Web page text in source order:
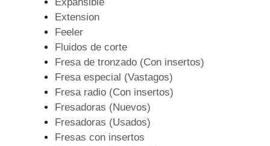
Expansible
Extension
Feeler
Fluidos de corte
Fresa de tronzado (Con insertos)
Fresa especial (Vastagos)
Fresa radio (Con insertos)
Fresadoras (Nuevos)
Fresadoras (Usados)
Fresas con insertos